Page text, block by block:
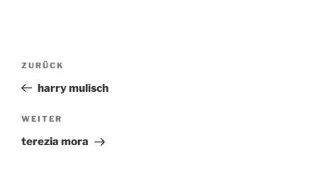
Beitragsnavigation
Vorheriger
Beitrag
ZURÜCK
harry mulisch
Nächster
Beitrag
WEITER
terezia mora